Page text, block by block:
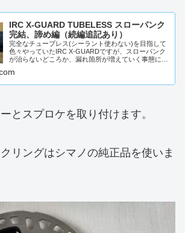
IRC X-GUARD TUBELESS スローパンク
完結、諦め編（続編追記あり）
完全なチューブレス(シーラント使わない)を目指して
色々やっていたIRC X-GUARDですが、スローパンク
が治らないどころか、漏れ箇所が増えていく事態に陥
とスプロケを取り付けます。
リングはシマノの純正品を使いま